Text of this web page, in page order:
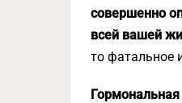
совершенно
всей вашей
то фатальное